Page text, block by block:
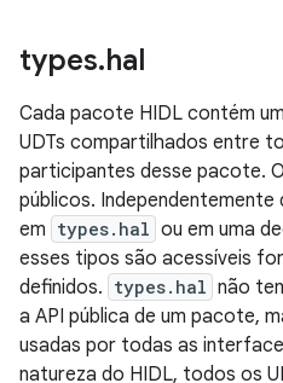
types.hal
Cada pacote HIDL contém
UDTs compartilhados entre
participantes desse pacote.
públicos. Independentemente
em types.hal ou em uma
esses tipos são acessíveis
definidos. types.hal não
a API pública de um pacote,
usadas por todas as
natureza do HIDL, todos os